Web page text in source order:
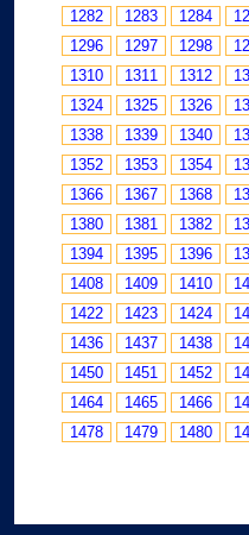
1282 1283 1284
1296
1297 1298
1310
1311 1312
1324
1325 1326
1338
1339 1340
1352
1353 1354
1366
1367 1368
1380
1381 1382
1394
1395 1396
1408
1409 1410
1422
1423 1424
1436
1437 1438
1450
1451 1452
1464
1465 1466
1478
1479 1480